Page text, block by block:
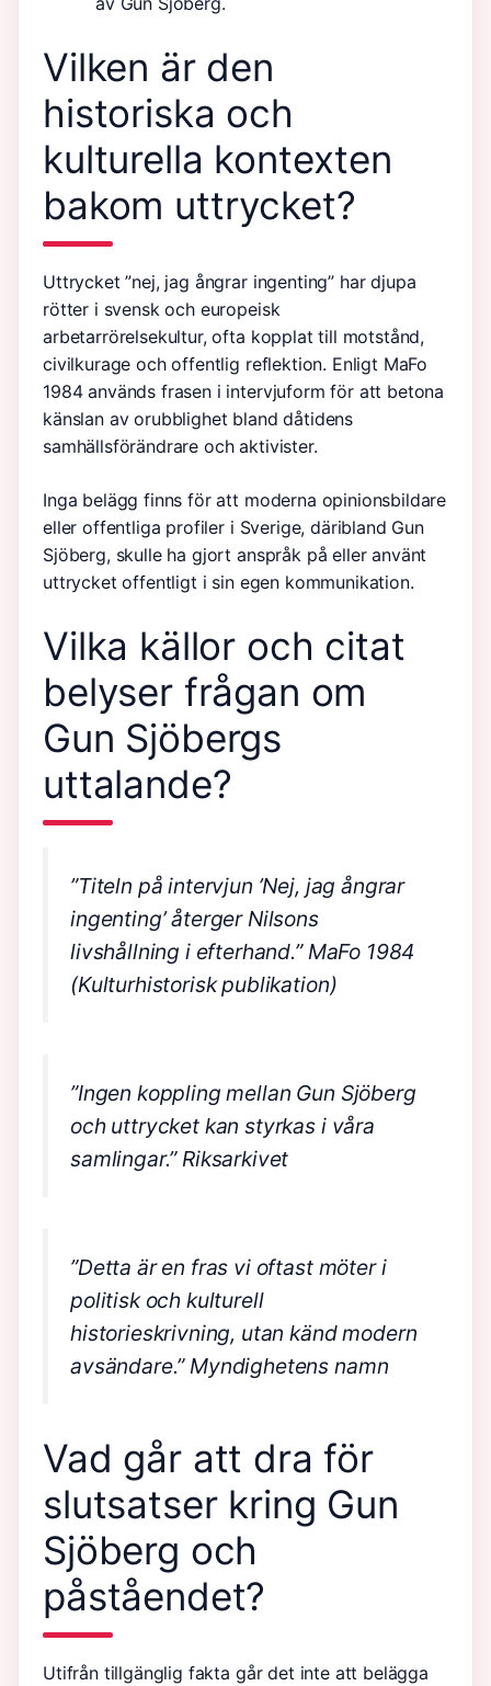
Vilken är den
historiska och
kulturella kontexten
bakom uttrycket?
Uttrycket ”nej, jag ångrar ingenting” har djupa
rötter i svensk och europeisk
arbetarrörelsekultur, ofta kopplat till motstånd,
civilkurage och offentlig reflektion. Enligt MaFo
1984 används frasen i intervjuform för att betona
känslan av orubblighet bland dåtidens
samhällsförändrare och aktivister.
Inga belägg finns för att moderna opinionsbildare
eller offentliga profiler i Sverige, däribland Gun
Sjöberg, skulle ha gjort anspråk på eller använt
uttrycket offentligt i sin egen kommunikation.
Vilka källor och citat
belyser frågan om
Gun Sjöbergs
uttalande?
”Titeln på intervjun ’Nej, jag ångrar
ingenting’ återger Nilsons
livshållning i efterhand.”MaFo 1984
(Kulturhistorisk publikation)
”Ingen koppling mellan Gun Sjöberg
och uttrycket kan styrkas i våra
samlingar.” Riksarkivet
”Detta är en fras vi oftast möter i
politisk och kulturell
historieskrivning, utan känd modern
avsändare.” Myndighetens namn
Vad går att dra för
slutsatser kring Gun
Sjöberg och
påståendet?
Utifrån tillgänglig fakta går det inte att belägga